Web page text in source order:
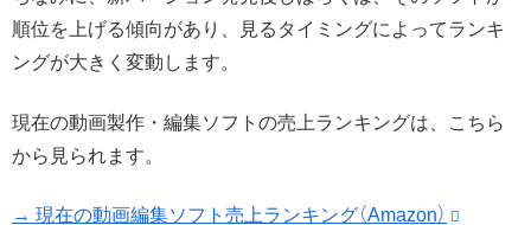
順位を上げる傾向があり、見るタイミングによってランキ
ングが大きく変動します。
現在の動画製作・編集ソフトの売上ランキングは、こちら
から見られます。
→ 現在の動画編集ソフト売上ランキング（Amazon）